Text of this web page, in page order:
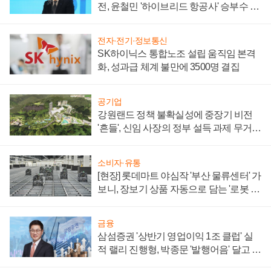
전, 윤철민 '하이브리드 항공사' 승부수 통
전자·전기·정보통신
SK하이닉스 통합노조 설립 움직임 본격
화, 성과급 체계 불만에 3500명 결집
공기업
강원랜드 정책 불확실성에 중장기 비전
'흔들', 신임 사장의 정부 설득 과제 무거워
소비자·유통
[현장] 롯데마트 야심작 '부산 물류센터' 가
보니, 장보기 상품 자동으로 담는 '로봇 40
금융
삼섬증권 '상반기 영업이익 1조 클럽' 실
적 랠리 진행형, 박종문 '발행어음' 달고 연